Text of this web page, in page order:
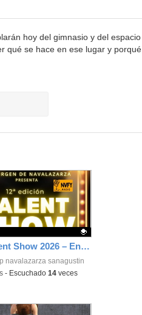
hoy del gimnasio y del espacio
qué se hace en ese lugar y porqué
Cierre Talent Show 2026 – Entrevista final
navalazarza sanagustin
- Escuchado 14veces